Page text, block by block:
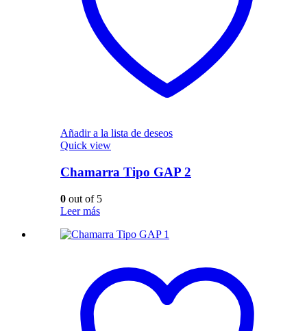
Añadir a la lista de deseos
Quick view
Chamarra Tipo GAP 2
0 out of 5
Leer más